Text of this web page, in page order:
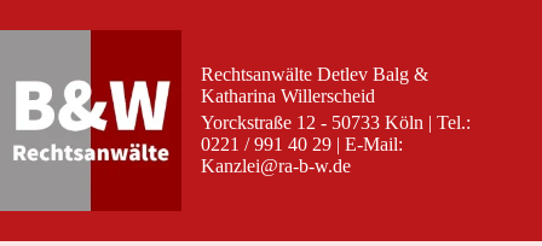
Inhalt
Rechtsanwälte Detlev Balg &
Katharina Willerscheid
Yorckstraße 12 - 50733 Köln | Tel.:
0221 / 991 40 29 | E-Mail:
Kanzlei@ra-b-w.de